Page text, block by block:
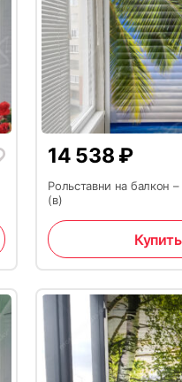
14 538 ₽
Рольставни на балкон
(в)
Купить